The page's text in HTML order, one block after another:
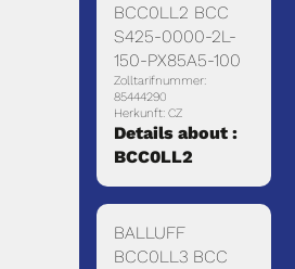
BCC0LL2 BCC
S425-0000-2L-
150-PX85A5-100
Zolltarifnummer:
85444290
Herkunft: CZ
Details about :
BCC0LL2
BALLUFF
BCC0LL3 BCC